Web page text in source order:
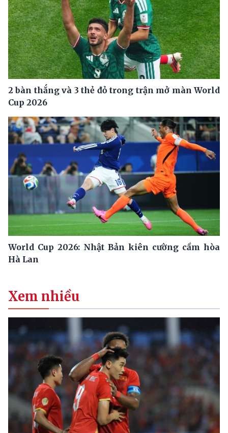
2 bàn thắng và 3 thẻ đỏ trong trận mở màn World
Cup 2026
World Cup 2026: Nhật Bản kiên cường cầm hòa
Hà Lan
Xem nhiều